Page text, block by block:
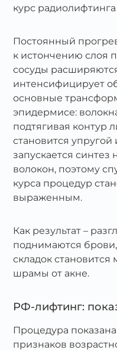
курс радиолифтинга
Постоянный
к истончению слоя
сосуды
интенсифицирует
основные
эпидермисе:
подтягивая контур
становится упругой
запускается синтез
волокон, поэтому
курса процедур
выраженным.
Как результат –
поднимаются
складок
шрамы от акне.
РФ-лифтинг:
Процедура
признаков